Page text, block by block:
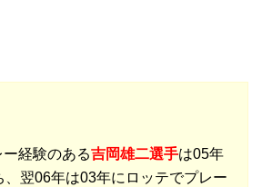
経験のある吉岡雄二選手は05年
、翌06年は03年にロッテでプレー